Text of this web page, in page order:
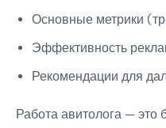
Основные метрики
Эффективность
Рекомендации для
Работа авитолога — это